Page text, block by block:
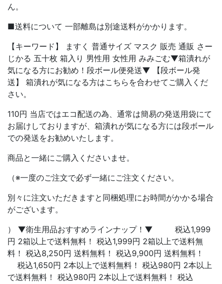
ん。
■送料について 一部離島は別途送料がかかります。
【キーワード】 ますく 普通サイズ マスク 販売 通販 さー
じかる 五十枚 箱入り 男性用 女性用 みみごむ▼箱潰れが
気になる方にお勧め！段ボール便発送▼ 【段ボール発
送】 箱潰れが気になる方はこちらを合わせてご購入くだ
さい。
110円 当店ではエコ配送の為、通常は簡易の発送用袋にて
お届けしておりますが、箱潰れが気になる方には段ボール
での発送をお勧めいたします。
商品と一緒にご購入くださいませ。
（※一度のご注文で必ず一緒にご注文ください。
別々に注文いただきますと同梱処理にお時間がかかる場合
がございます。
） ▼衛生用品おすすめラインナップ！▼ 税込1,999
円 2箱以上で送料無料！ 税込1,999円 2箱以上で送料無
料！ 税込8,250円 送料無料！ 税込9,900円 送料無料！
税込1,650円 2本以上で送料無料！ 税込980円 2本以上
で送料無料！ 税込980円 2本以上で送料無料！ 税込